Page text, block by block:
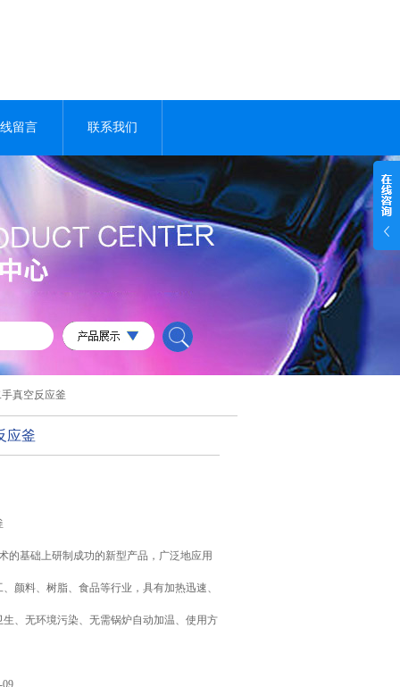
留言 联系我们
真空反应釜
应釜
的基础上研制成功的新型产品，广泛地应用
颜料、树脂、食品等行业，具有加热迅速、
、无环境污染、无需锅炉自动加温、使用方
09